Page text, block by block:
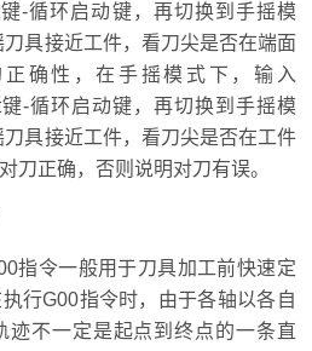
-循环启动键，再切换到手摇模
具接近工件，看刀尖是否在端面
确性，在手摇模式下，输入
-循环启动键，再切换到手摇模
具接近工件，看刀尖是否在工件
刀正确，否则说明对刀有误。
令一般用于刀具加工前快速定
行G00指令时，由于各轴以各自
迹不一定是起点到终点的一条直